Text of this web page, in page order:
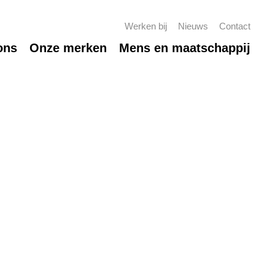
Werken bij Nieuws Contact
Onze merken Mens en maatschappij